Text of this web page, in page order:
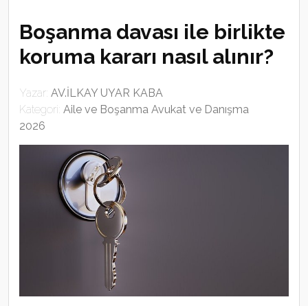
Boşanma davası ile birlikte
koruma kararı nasıl alınır?
Yazar: AV.İLKAY UYAR KABA
Kategori: Aile ve Boşanma Avukat ve Danışma
2026